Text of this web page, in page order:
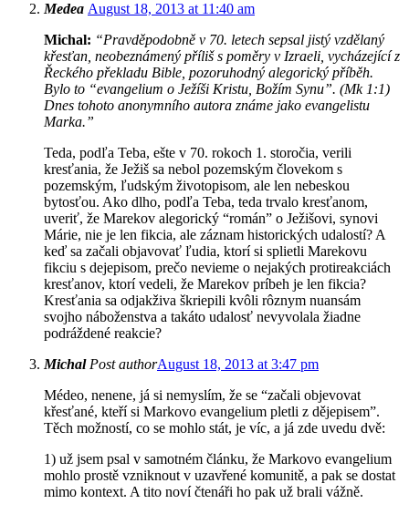
Medea August 18, 2013 at 11:40 am
Michal: “Pravděpodobně v 70. letech sepsal jistý vzdělaný
křesťan, neobeznámený příliš s poměry v Izraeli, vycházející z
Řeckého překladu Bible, pozoruhodný alegorický příběh.
Bylo to “evangelium o Ježíši Kristu, Božím Synu”. (Mk 1:1)
Dnes tohoto anonymního autora známe jako evangelistu
Marka.”
Teda, podľa Teba, ešte v 70. rokoch 1. storočia, verili
kresťania, že Ježiš sa nebol pozemským človekom s
pozemským, ľudským životopisom, ale len nebeskou
bytosťou. Ako dlho, podľa Teba, teda trvalo kresťanom,
uveriť, že Marekov alegorický “román” o Ježišovi, synovi
Márie, nie je len fikcia, ale záznam historických udalostí? A
keď sa začali objavovať ľudia, ktorí si splietli Marekovu
fikciu s dejepisom, prečo nevieme o nejakých protireakciách
kresťanov, ktorí vedeli, že Marekov príbeh je len fikcia?
Kresťania sa odjakživa škriepili kvôli rôznym nuansám
svojho náboženstva a takáto udalosť nevyvolala žiadne
podráždené reakcie?
Michal Post authorAugust 18, 2013 at 3:47 pm
Médeo, nenene, já si nemyslím, že se “začali objevovat
křesťané, kteří si Markovo evangelium pletli z dějepisem”.
Těch možností, co se mohlo stát, je víc, a já zde uvedu dvě:
1) už jsem psal v samotném článku, že Markovo evangelium
mohlo prostě vzniknout v uzavřené komunitě, a pak se dostat
mimo kontext. A tito noví čtenáři ho pak už brali vážně.